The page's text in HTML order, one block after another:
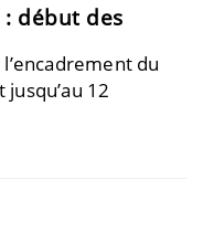
début des
du
12